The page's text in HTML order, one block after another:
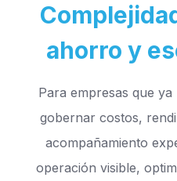
ahorro y
Para empresas que
gobernar costos,
acompañamiento
operación visible,